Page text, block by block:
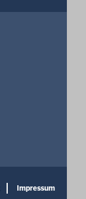
Impressum